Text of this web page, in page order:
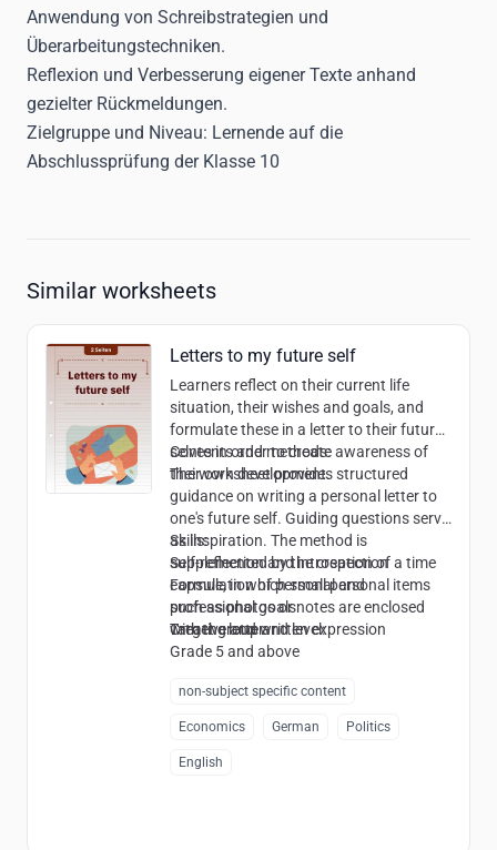
Anwendung von Schreibstrategien und
Überarbeitungstechniken.
Reflexion und Verbesserung eigener Texte anhand
gezielter Rückmeldungen.
Zielgruppe und Niveau: Lernende auf die
Abschlussprüfung der Klasse 10
Similar worksheets
Letters to my future self
Learners reflect on their current life
situation, their wishes and goals, and
formulate these in a letter to their future
selves in order to create awareness of
their own development.
Contents and methods:
The worksheet provides structured
guidance on writing a personal letter to
one's future self. Guiding questions serve
as inspiration. The method is
supplemented by the creation of a time
capsule, in which small personal items
such as photos or notes are enclosed
with the letter.
Skills:
Self-reflection and introspection
Formulation of personal and
professional goals
Creative and written expression
Target group and level:
Grade 5 and above
non-subject specific content
Economics German Politics
English